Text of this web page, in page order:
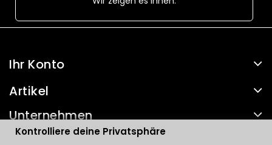
Ihr Konto
Artikel
Unternehmen
Kontakt
Kontrolliere deine Privatsphäre